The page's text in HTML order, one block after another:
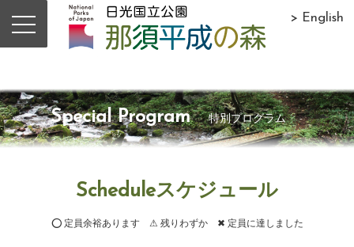
> English
Special Program 特別プログラム
Scheduleスケジュール
⭕ 定員余裕あります ⚠ 残りわずか ✖ 定員に達しました